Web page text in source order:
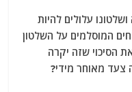
עלולים להיות
המוסלמים על השלטון
הסיכוי שזה יקרה
צעד מאוחר מידי?